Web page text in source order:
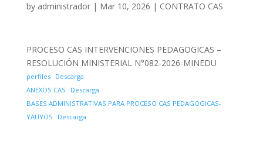
by administrador| Mar 10, 2026 | CONTRATO CAS
PROCESO CAS INTERVENCIONES PEDAGOGICAS –
RESOLUCIÓN MINISTERIAL N°082-2026-MINEDU
perfiles
Descarga
ANEXOS CAS
Descarga
BASES ADMINISTRATIVAS PARA PROCESO CAS PEDAGOGICAS-
YAUYOS
Descarga